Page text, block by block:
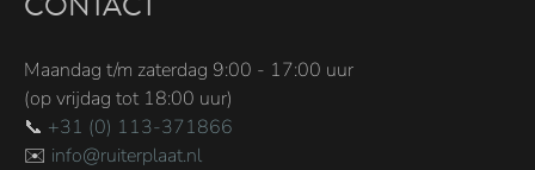
Maandag t/m zaterdag 9:00 - 17:00 uur
(op vrijdag tot 18:00 uur)
📞 +31 (0) 113-371866
✉️ info@ruiterplaat.nl